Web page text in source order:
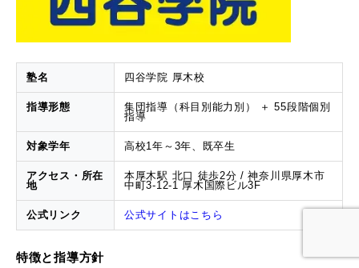
塾名 四谷学院 厚木校
指導形態
集団指導（科目別能力別） ＋ 55段階個別
指導
対象学年 高校1年～3年、既卒生
アクセス・所在
地
本厚木駅 北口 徒歩2分 / 神奈川県厚木市
中町3-12-1 厚木国際ビル3F
公式リンク 公式サイトはこちら
特徴と指導方針